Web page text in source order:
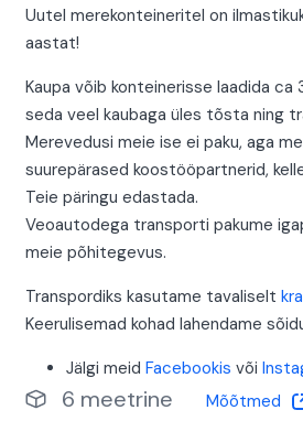
Uutel merekonteineritel on
aastat!
Kaupa võib konteinerisse laadida ca
seda veel kaubaga üles tõsta ning
Merevedusi meie ise ei paku, aga
suurepärased koostööpartnerid,
Teie päringu edastada.
Veoautodega transporti pakume
meie põhitegevus.
Transpordiks kasutame tavaliselt
Keerulisemad kohad lahendame
Jälgi meid Facebookis või
6 meetrine Mõõtmed